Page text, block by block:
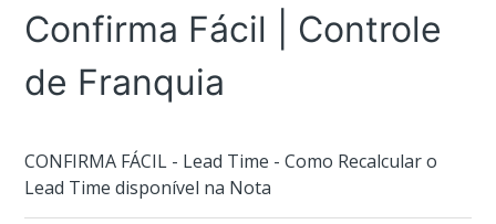
Confirma Fácil | Controle
de Franquia
CONFIRMA FÁCIL - Lead Time - Como Recalcular o
Lead Time disponível na Nota